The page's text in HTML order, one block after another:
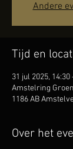
Andere
Tijd en
31 jul 2025, 14:30
Amstelring
1186 AB
Over het